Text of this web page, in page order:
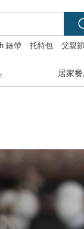
錶帶 托特包 父親節
居家